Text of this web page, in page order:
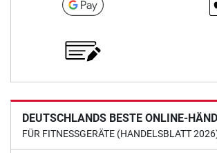
DEUTSCHLANDS BESTE ONLINE-
FÜR FITNESSGERÄTE (HANDELSBLATT